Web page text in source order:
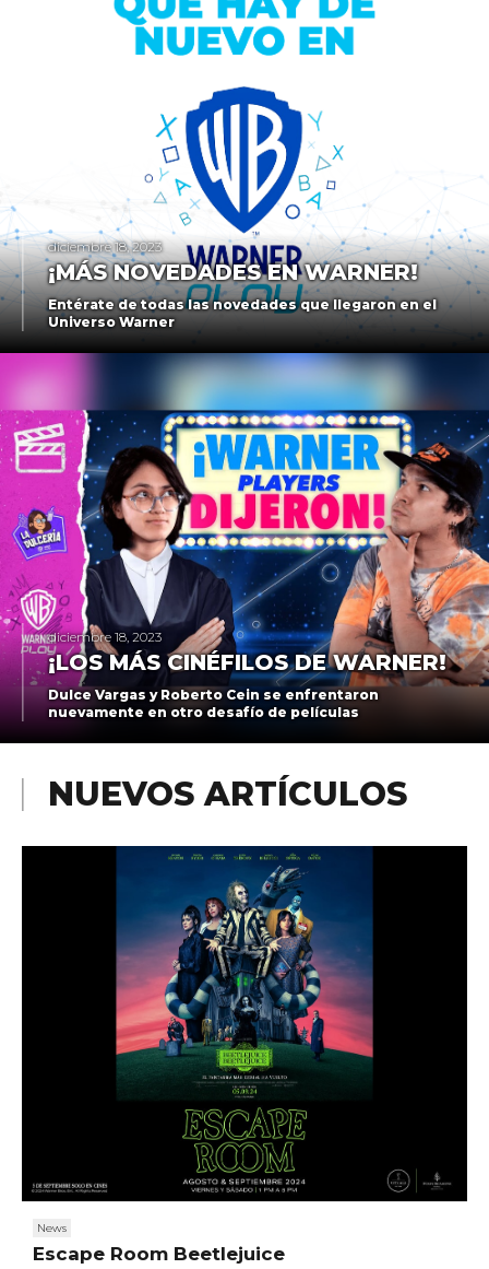
diciembre 18, 2023
¡MÁS NOVEDADES EN WARNER!
Entérate de todas las novedades que llegaron en el
Universo Warner
diciembre 18, 2023
¡LOS MÁS CINÉFILOS DE WARNER!
Dulce Vargas y Roberto Cein se enfrentaron
nuevamente en otro desafío de películas
NUEVOS ARTÍCULOS
News
Escape Room Beetlejuice